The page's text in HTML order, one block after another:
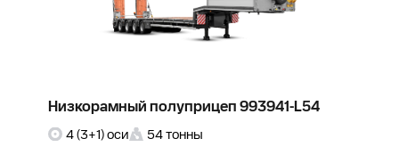
Низкорамный полуприцеп 993941-L54
4 (3+1) оси 54 тонны